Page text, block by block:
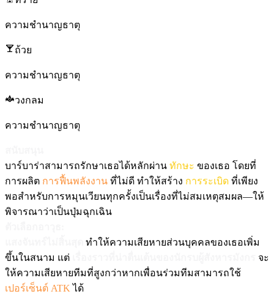
ความชำนาญธาตุ
ถ้วย
ความชำนาญธาตุ
วงกลม
ความชำนาญธาตุ
บาร์บาร่าสามารถรักษาเธอได้หลักผ่าน ทักษะ ของเธอ โดยที่
การผลิต การฟื้นพลังงาน ที่ไม่ดี ทำให้สร้าง การระเบิด ที่เพียง
พอสำหรับการหมุนเวียนทุกครั้งเป็นเรื่องที่ไม่สมเหตุสมผล—ให้
พิจารณาว่าเป็นปุ่มฉุกเฉิน
ทำให้ความเสียหายส่วนบุคคลของเธอเพิ่ม
ขึ้นในสนาม แต่
จะ
ให้ความเสียหายทีมที่สูงกว่าหากเพื่อนร่วมทีมสามารถใช้
เปอร์เซ็นต์ ATK ได้